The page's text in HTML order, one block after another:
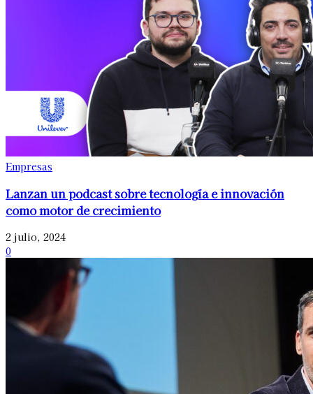
Empresas
Lanzan un podcast sobre tecnología e innovación
como motor de crecimiento
2 julio, 2024
0